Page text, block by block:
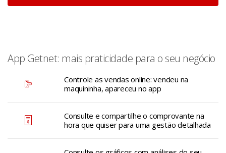
App Getnet: mais praticidade para o seu negócio
Controle as vendas online: vendeu na
maquininha, apareceu no app
Consulte e compartilhe o comprovante na
hora que quiser para uma gestão detalhada